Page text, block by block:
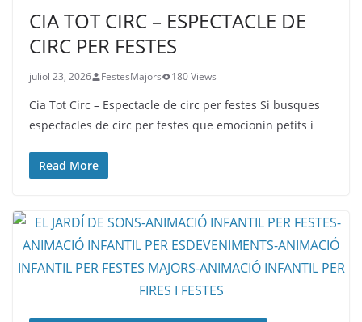
CIA TOT CIRC – ESPECTACLE DE
CIRC PER FESTES
juliol 23, 2026 FestesMajors 180 Views
Cia Tot Circ – Espectacle de circ per festes Si busques
espectacles de circ per festes que emocionin petits i
Read More